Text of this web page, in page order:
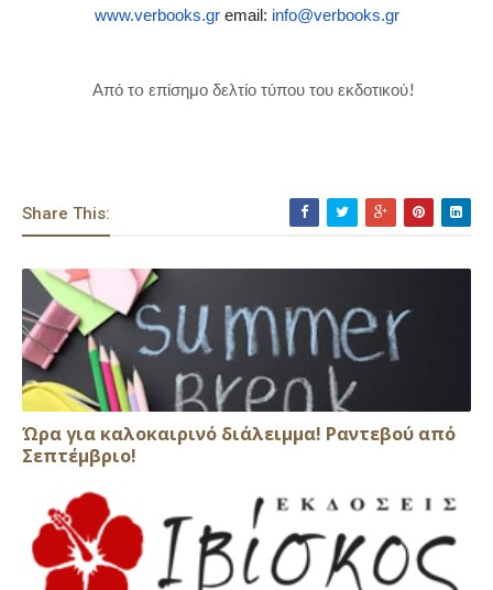
www.verbooks.gremail: info@verbooks.gr
Από τo επίσημο δελτίο τύπου του εκδοτικού!
Share This:
Ώρα για καλοκαιρινό διάλειμμα! Ραντεβού από
Σεπτέμβριο!